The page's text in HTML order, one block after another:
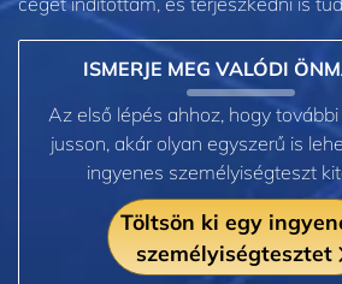
ISMERJE MEG VALÓDI
Az első lépés ahhoz, hogy
jusson, akár olyan egyszerű is
ingyenes személyiségteszt
Töltsön ki egy
személyiségtesztet